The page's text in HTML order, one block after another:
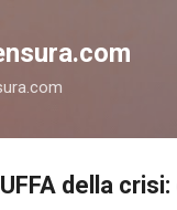
della